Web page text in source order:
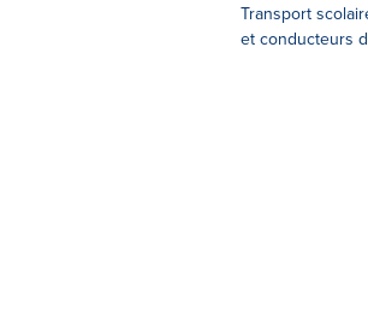
Transport
et conducteurs